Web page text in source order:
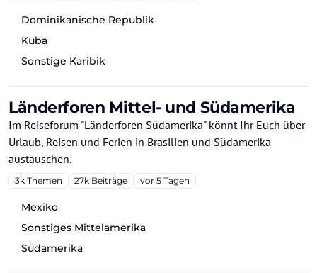
Dominikanische Republik
Kuba
Sonstige Karibik
Länderforen Mittel- und Südamerika
Im Reiseforum "Länderforen Südamerika" könnt Ihr Euch über
Urlaub, Reisen und Ferien in Brasilien und Südamerika
austauschen.
3k Themen 27k Beiträge vor 5 Tagen
Mexiko
Sonstiges Mittelamerika
Südamerika